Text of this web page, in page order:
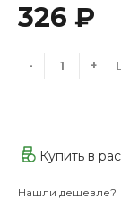
326 ₽
- +
Купить в
Нашли дешевле?